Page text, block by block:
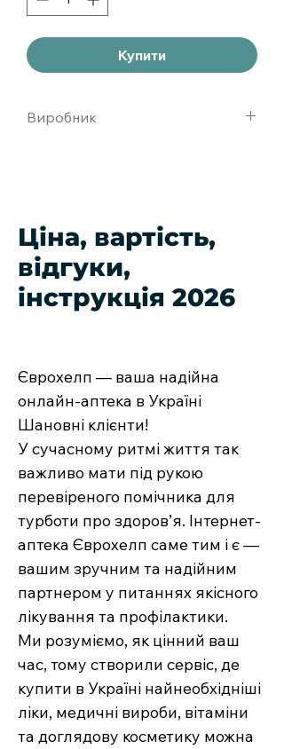
Купити
Виробник
Ціна, вартість,
відгуки,
інструкція 2026
Єврохелп — ваша надійна
онлайн-аптека в Україні
Шановні клієнти!
У сучасному ритмі життя так
важливо мати під рукою
перевіреного помічника для
турботи про здоров’я. Інтернет-
аптека Єврохелп саме тим і є —
вашим зручним та надійним
партнером у питаннях якісного
лікування та профілактики.
Ми розуміємо, як цінний ваш
час, тому створили сервіс, де
купити в Україні найнеобхідніші
ліки, медичні вироби, вітаміни
та доглядову косметику можна